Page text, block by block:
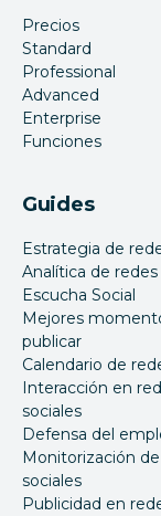
Precios
Standard
Professional
Advanced
Enterprise
Funciones
Guides
Estrategia de
Analítica de redes
Escucha Social
Mejores
publicar
Calendario de
Interacción en
sociales
Defensa del
Monitorización
sociales
Publicidad en